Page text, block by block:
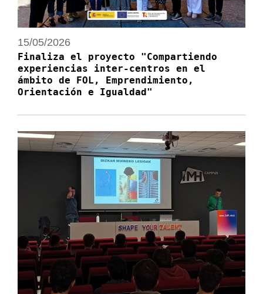
15/05/2026
Finaliza el proyecto "Compartiendo
experiencias inter-centros en el
ámbito de FOL, Emprendimiento,
Orientación e Igualdad"